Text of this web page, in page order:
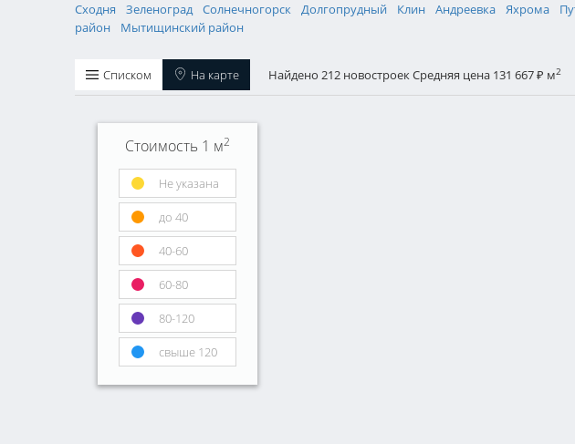
Сходня
Зеленоград Солнечногорск Долгопрудный Клин Андреевка Яхрома
район
Мытищинский район
Списком На карте Найдено 212 новостроекСредняя цена 131 667 ₽ м2
Стоимость 1 м2
Не указана
до 40
40-60
60-80
80-120
свыше 120